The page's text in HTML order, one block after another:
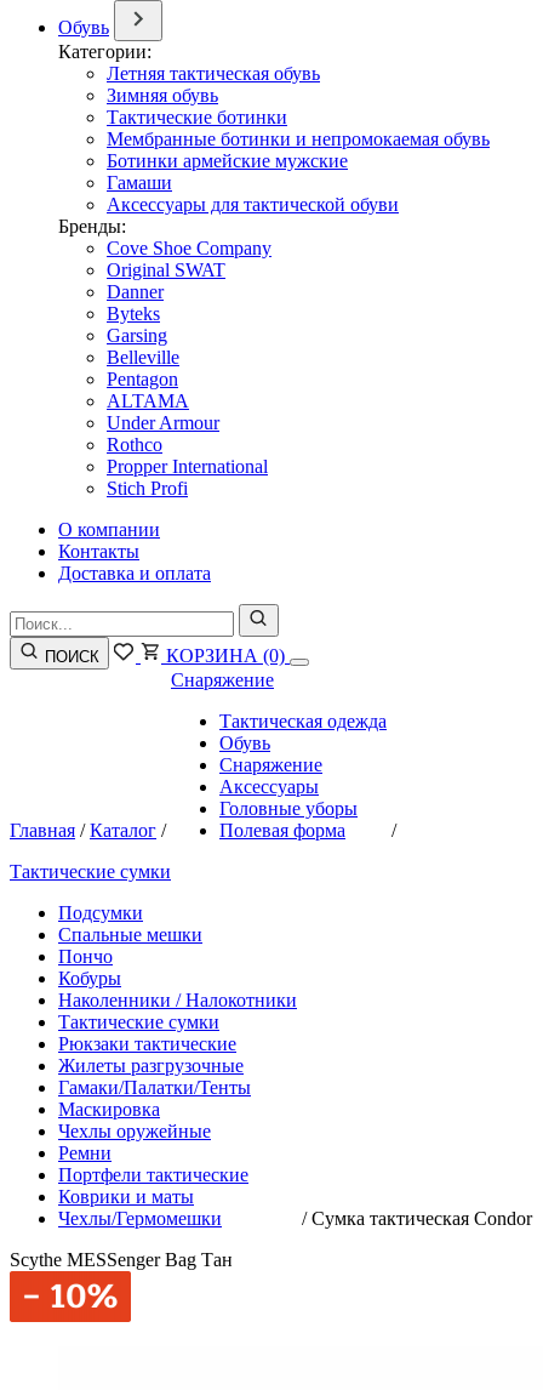
Обувь
Категории:
Летняя тактическая обувь
Зимняя обувь
Тактические ботинки
Мембранные ботинки и непромокаемая обувь
Ботинки армейские мужские
Гамаши
Аксессуары для тактической обуви
Бренды:
Cove Shoe Company
Original SWAT
Danner
Byteks
Garsing
Belleville
Pentagon
ALTAMA
Under Armour
Rothco
Propper International
Stich Profi
О компании
Контакты
Доставка и оплата
ПОИСК КОРЗИНА (0)
Главная /Каталог /
Снаряжение
Тактическая одежда
Обувь
Снаряжение
Аксессуары
Головные уборы
Полевая форма
/
Тактические сумки
Подсумки
Спальные мешки
Пончо
Кобуры
Наколенники / Налокотники
Тактические сумки
Рюкзаки тактические
Жилеты разгрузочные
Гамаки/Палатки/Тенты
Маскировка
Чехлы оружейные
Ремни
Портфели тактические
Коврики и маты
Чехлы/Гермомешки
/Сумка тактическая Condor
Scythe MESSenger Bag Тан